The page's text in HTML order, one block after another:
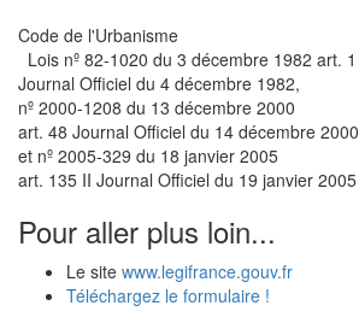
Code de l'Urbanisme
Lois nº 82-1020 du 3 décembre 1982 art. 1
Journal Officiel du 4 décembre 1982,
nº 2000-1208 du 13 décembre 2000
art. 48 Journal Officiel du 14 décembre 2000
et nº 2005-329 du 18 janvier 2005
art. 135 II Journal Officiel du 19 janvier 2005
Pour aller plus loin...
Le site www.legifrance.gouv.fr
Téléchargez le formulaire !